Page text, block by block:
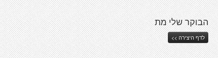
הבוקר שלי מת
לדף היצירה >>